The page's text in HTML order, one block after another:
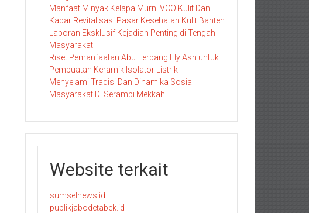
Manfaat Minyak Kelapa Murni VCO Kulit Dan
Kabar Revitalisasi Pasar Kesehatan Kulit Banten
Laporan Eksklusif Kejadian Penting di Tengah
Masyarakat
Riset Pemanfaatan Abu Terbang Fly Ash untuk
Pembuatan Keramik Isolator Listrik
Menyelami Tradisi Dan Dinamika Sosial
Masyarakat Di Serambi Mekkah
Website terkait
sumselnews.id
publikjabodetabek.id